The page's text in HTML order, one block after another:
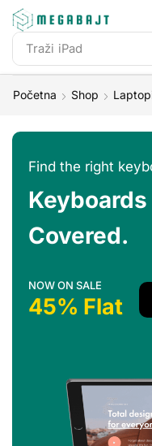
Traži iPad
Početna Shop
Find the right
Keyboards
Covered.
NOW ON SALE
45% Flat